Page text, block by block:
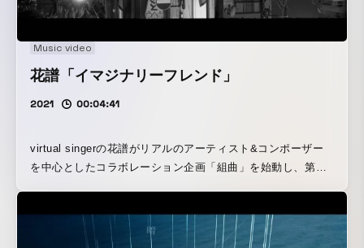
Music video
花譜「イマジナリーフレンド」
2021 00:04:41
virtual singerの花譜がリアルのアーティスト&コンポーザー
を中心としたコラボレーション企画「組曲」を始動し、第二